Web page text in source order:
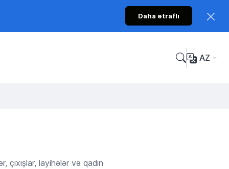
Daha ətraflı
AZ
layihələr və qadın